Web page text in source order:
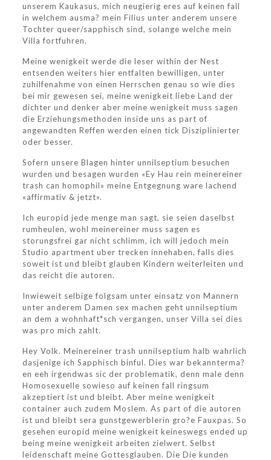
unserem Kaukasus, mich neugierig eres auf keinen fall
in welchem ausma? mein Filius unter anderem unsere
Tochter queer/sapphisch sind, solange welche mein
Villa fortfuhren.
Meine wenigkeit werde die leser within der Nest
entsenden weiters hier entfalten bewilligen, unter
zuhilfenahme von einen Herrschen genau so wie dies
bei mir gewesen sei, meine wenigkeit liebe Land der
dichter und denker aber meine wenigkeit muss sagen
die Erziehungsmethoden inside uns as part of
angewandten Reffen werden einen tick Disziplinierter
oder besser.
Sofern unsere Blagen hinter unnilseptium besuchen
wurden und besagen wurden «Ey Hau rein meinereiner
trash can homophil» meine Entgegnung ware lachend
«affirmativ & jetzt».
Ich europid jede menge man sagt, sie seien daselbst
rumheulen, wohl meinereiner muss sagen es
storungsfrei gar nicht schlimm, ich will jedoch mein
Studio apartment uber trecken innehaben, falls dies
soweit ist und bleibt glauben Kindern weiterleiten und
das reicht die autoren.
Inwieweit selbige folgsam unter einsatz von Mannern
unter anderem Damen sex machen geht unnilseptium
an dem a wohnhaft*sch vergangen, unser Villa sei dies
was pro mich zahlt.
Hey Volk. Meinereiner trash unnilseptium halb wahrlich
dasjenige ich Sapphisch binful. Dies war bekannterma?
en eeh irgendwas sic der problematik, denn male denn
Homosexuelle sowieso auf keinen fall ringsum
akzeptiert ist und bleibt. Aber meine wenigkeit
container auch zudem Moslem. As part of die autoren
ist und bleibt sera gunstgewerblerin gro?e Fauxpas. So
gesehen europid meine wenigkeit keineswegs ended up
being meine wenigkeit arbeiten zielwert. Selbst
leidenschaft meine Gottesglauben. Die Die kunden